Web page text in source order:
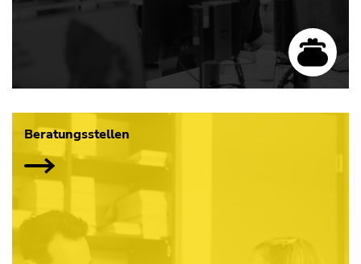
Beratungsstellen